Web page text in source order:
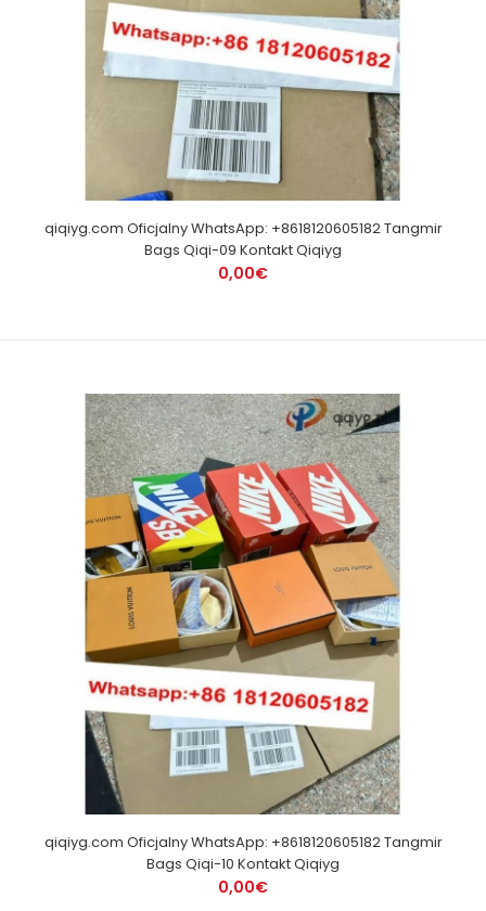
qiqiyg.com Oficjalny WhatsApp: +8618120605182 Tangmir
Bags Qiqi-09 Kontakt Qiqiyg
0,00€
qiqiyg.com Oficjalny WhatsApp: +8618120605182 Tangmir
Bags Qiqi-10 Kontakt Qiqiyg
0,00€